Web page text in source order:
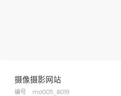
摄像摄影网站
编号 mo005_8019